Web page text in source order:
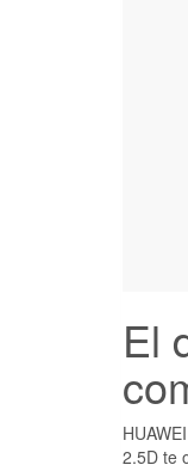
El
2.5D te